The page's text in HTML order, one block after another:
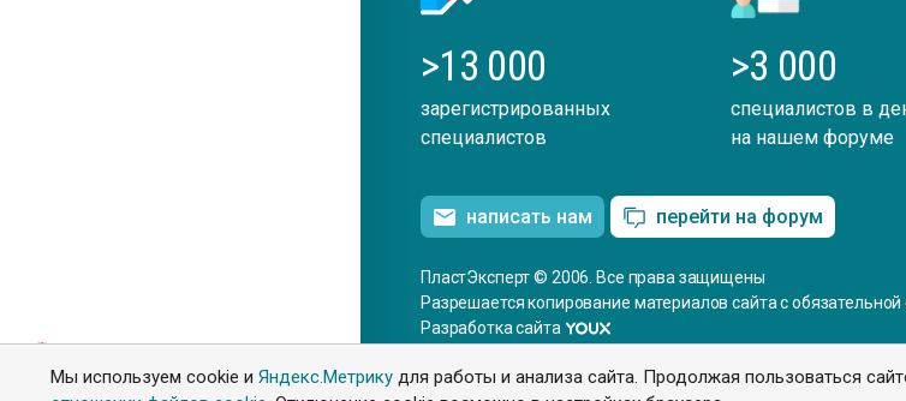
Мы используем cookie иЯндекс.Метрику для работы и анализа сайта. Продолжая пользоваться
>13 000
зарегистрированных
специалистов
>3 000
специалистов в
на нашем форуме
написать нам перейти на форум
ПластЭксперт © 2006. Все права защищены
Разрешается копирование материалов сайта с
Разработка сайта